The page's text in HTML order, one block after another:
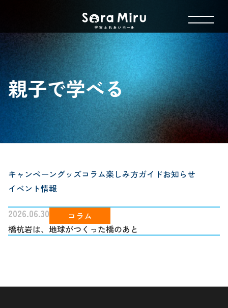
親子で学べる
キャンペーングッズコラム楽しみ方ガイドお知らせ
イベント情報
2026.06.30
コラム
橋杭岩は、地球がつくった橋のあと